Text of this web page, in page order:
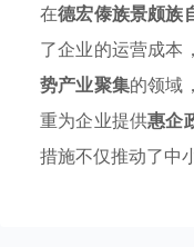
在德宏傣族景颇族
了企业的运营成本
势产业聚集的领域
重为企业提供惠企
措施不仅推动了中